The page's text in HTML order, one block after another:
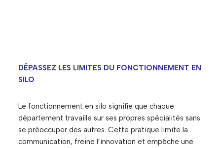
DÉPASSEZ LES LIMITES DU FONCTIONNEMENT EN
SILO
Le fonctionnement en silo signifie que chaque
département travaille sur ses propres spécialités sans
se préoccuper des autres. Cette pratique limite la
communication, freine l’innovation et empêche une